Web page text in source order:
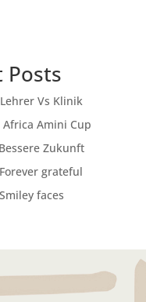
Posts
Vs Klinik
Africa Amini Cup
Zukunft
grateful
faces